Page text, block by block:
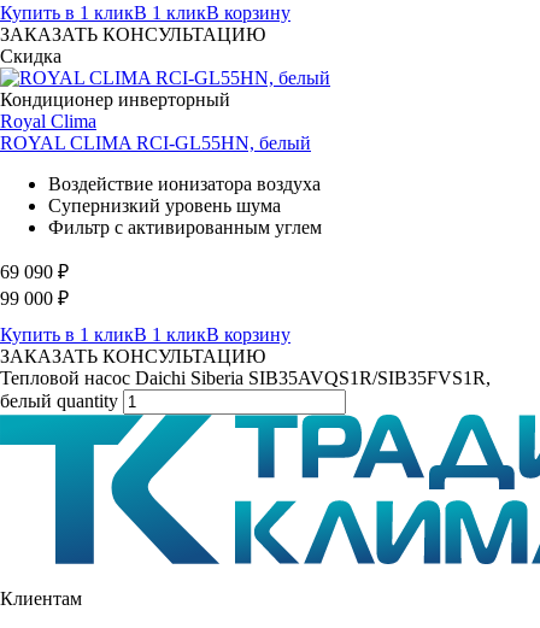
Купить в 1 кликВ 1 кликВ корзину
ЗАКАЗАТЬ КОНСУЛЬТАЦИЮ
Скидка
Кондиционер инверторный
Royal Clima
ROYAL CLIMA RCI-GL55HN, белый
Воздействие ионизатора воздуха
Супернизкий уровень шума
Фильтр с активированным углем
69 090 ₽
99 000 ₽
Купить в 1 кликВ 1 кликВ корзину
ЗАКАЗАТЬ КОНСУЛЬТАЦИЮ
Тепловой насос Daichi Siberia SIB35AVQS1R/SIB35FVS1R,
белый quantity
Клиентам